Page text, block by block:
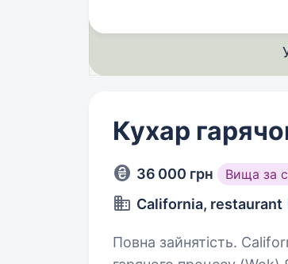
Кухар
36 000 грн Вища за
California, restaurant
Повна зайнятість. California American Style Asian Restaurant шукає кухаря